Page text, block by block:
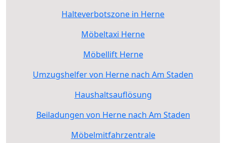
Halteverbotszone in Herne
Möbeltaxi Herne
Möbellift Herne
Umzugshelfer von Herne nach Am Staden
Haushaltsauflösung
Beiladungen von Herne nach Am Staden
Möbelmitfahrzentrale